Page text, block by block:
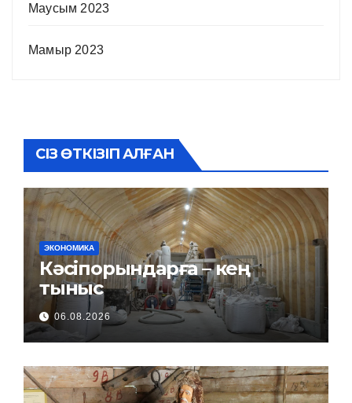
Маусым 2023
Мамыр 2023
СІЗ ӨТКІЗІП АЛҒАН
ЭКОНОМИКА
Кәсіпорындарға – кең
тыныс
06.08.2026